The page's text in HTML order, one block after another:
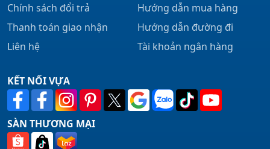
Chính sách đổi trả
Thanh toán giao nhận
Liên hệ
Hướng dẫn mua hàng
Hướng dẫn đường đi
Tài khoản ngân hàng
KẾT NỐI VỰA
SÀN THƯƠNG MẠI